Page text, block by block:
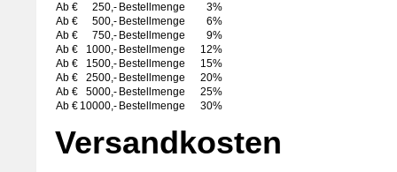
Ab € 250,- Bestellmenge
3%
Ab €
500,- Bestellmenge
6%
Ab €
750,- Bestellmenge
9%
Ab €
1000,- Bestellmenge
12%
Ab €
1500,- Bestellmenge
15%
Ab €
2500,- Bestellmenge
20%
Ab €
5000,- Bestellmenge
25%
Ab € 10000,- Bestellmenge 30%
Versandkosten